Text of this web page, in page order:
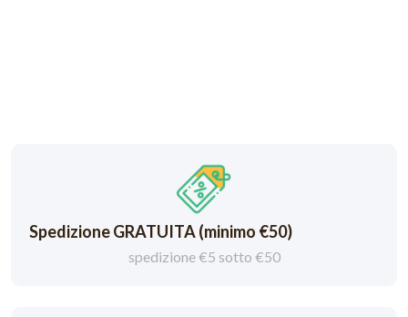
Spedizione GRATUITA (minimo €50)
spedizione €5 sotto €50